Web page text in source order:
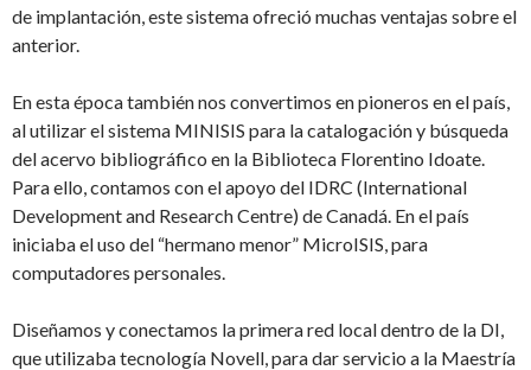
de implantación, este sistema ofreció muchas ventajas sobre el
anterior.
En esta época también nos convertimos en pioneros en el país,
al utilizar el sistema MINISIS para la catalogación y búsqueda
del acervo bibliográfico en la Biblioteca Florentino Idoate.
Para ello, contamos con el apoyo del IDRC (International
Development and Research Centre) de Canadá. En el país
iniciaba el uso del “hermano menor” MicroISIS, para
computadores personales.
Diseñamos y conectamos la primera red local dentro de la DI,
que utilizaba tecnología Novell, para dar servicio a la Maestría